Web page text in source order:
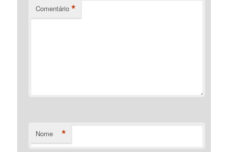
Comentário *
Nome *